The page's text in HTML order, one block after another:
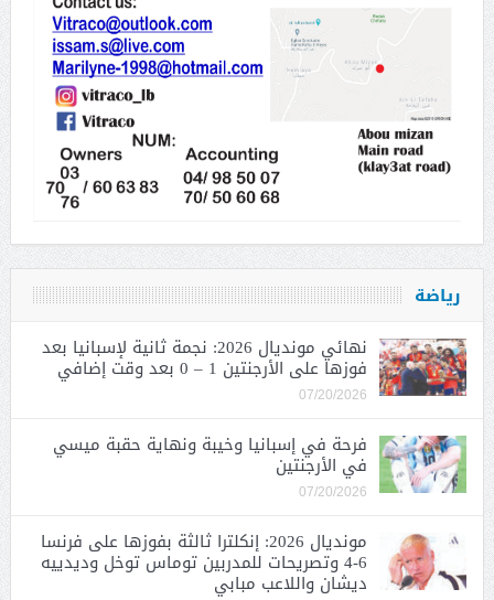
رياضة
نهائي مونديال 2026: نجمة ثانية لإسبانيا بعد
فوزها على الأرجنتين 1 – 0 بعد وقت إضافي
07/20/2026
فرحة في إسبانيا وخيبة ونهاية حقبة ميسي
في الأرجنتين
07/20/2026
مونديال 2026: إنكلترا ثالثة بفوزها على فرنسا
6-4 وتصريحات للمدربين توماس توخل وديدييه
ديشان واللاعب مبابي